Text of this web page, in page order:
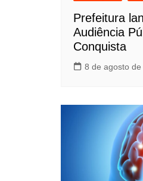
Prefeitura
Audiência
Conquista
8 de agosto de